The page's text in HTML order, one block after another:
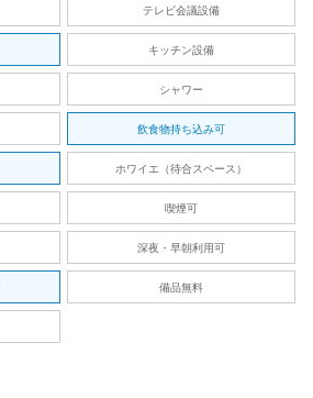
テレビ会議設備
キッチン設備
シャワー
飲食物持ち込み可
ホワイエ（待合スペース）
喫煙可
深夜・早朝利用可
備品無料